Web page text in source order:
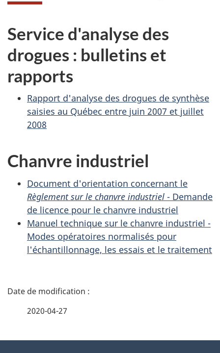
Service d'analyse des
drogues : bulletins et
rapports
Rapport d'analyse des drogues de synthèse
saisies au Québec entre juin 2007 et juillet
2008
Chanvre industriel
Document d'orientation concernant le
Règlement sur le chanvre industriel - Demande
de licence pour le chanvre industriel
Manuel technique sur le chanvre industriel -
Modes opératoires normalisés pour
l'échantillonnage, les essais et le traitement
D
2020-04-27